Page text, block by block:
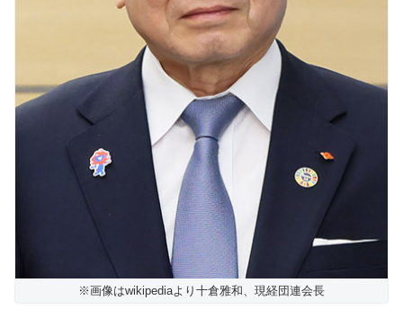
※画像はwikipediaより十倉雅和、現経団連会長